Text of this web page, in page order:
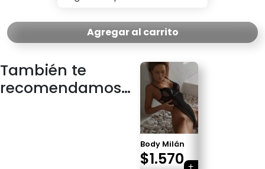
Agregar al carrito
También te
recomendamos…
Body Milán
$1.570